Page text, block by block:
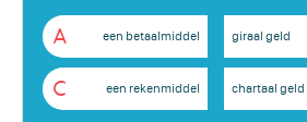
A een betaalmiddel giraal geld
C een rekenmiddel chartaal geld